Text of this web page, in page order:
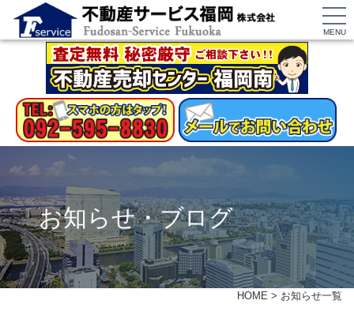
MENU
お知らせ・ブログ
HOME > お知らせ一覧